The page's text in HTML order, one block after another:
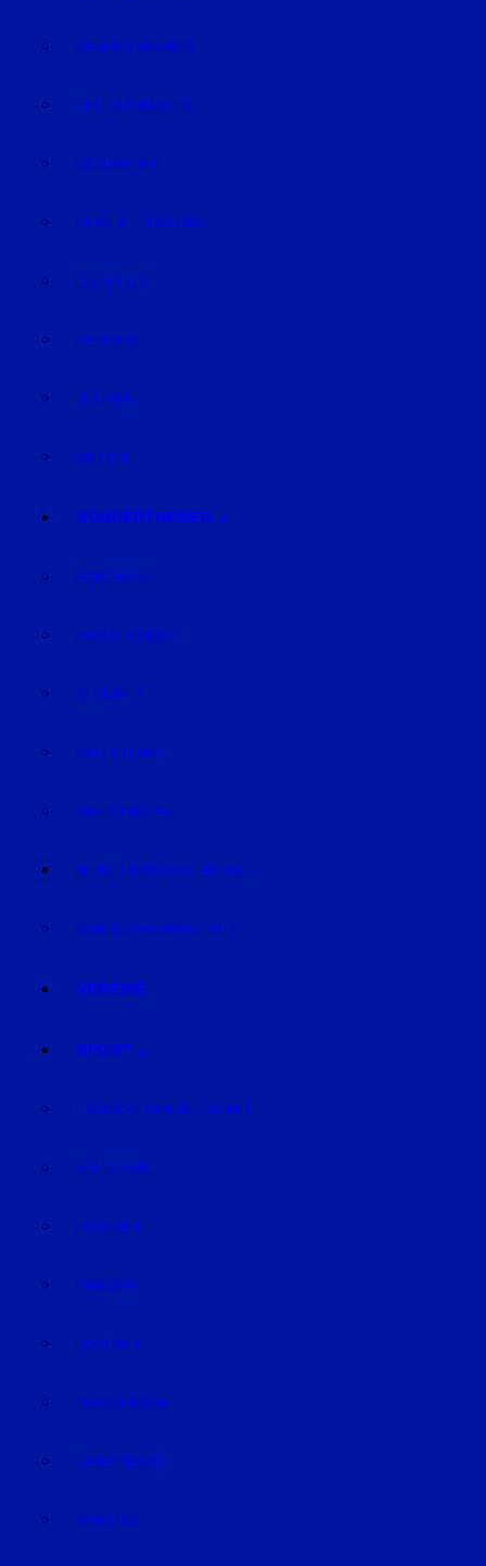
BAUEN & WOHNEN
GELD & FINANZEN
GESUNDHEIT
REISE & ERHOLUNG
LIFE-STYLE
KARRIERE
TECHNIK
WETTER
SONDERTHEMEN
PODCASTS
KIDS & TEENIES
SENIOREN
KATZ & HUND
VALENTINSTAG
MEINE LIEBESERKLÄRUNG
BUNDESTAGSWAHL 2017
VEREINE
SPORT
EISHOCKEY/INLINEHOCKEY
VOLLEYBALL
FUSSBALL
HANDBALL
FOOTBALL
TRABRENNEN
KAMPFSPORT
SONSTIGE